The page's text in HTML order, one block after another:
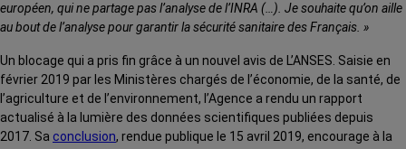
européen, qui ne partage pas l’analyse de l’INRA (…). Je souhaite qu’on aille
au bout de l’analyse pour garantir la sécurité sanitaire des Français. »
Un blocage qui a pris fin grâce à un nouvel avis de L’ANSES. Saisie en
février 2019 par les Ministères chargés de l’économie, de la santé, de
l’agriculture et de l’environnement, l’Agence a rendu un rapport
actualisé à la lumière des données scientifiques publiées depuis
2017. Sa conclusion, rendue publique le 15 avril 2019, encourage à la